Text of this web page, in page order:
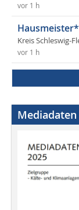
vor 1 h
Kreis Schleswig-
vor 1 h
Mediadaten